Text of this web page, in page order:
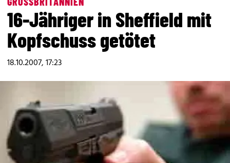
16-Jähriger in Sheffield mit
Kopfschuss getötet
18.10.2007, 17:23